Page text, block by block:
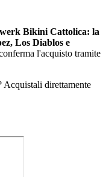
Bikini Cattolica: la
Los Diablos e
l'acquisto tramite
direttamente